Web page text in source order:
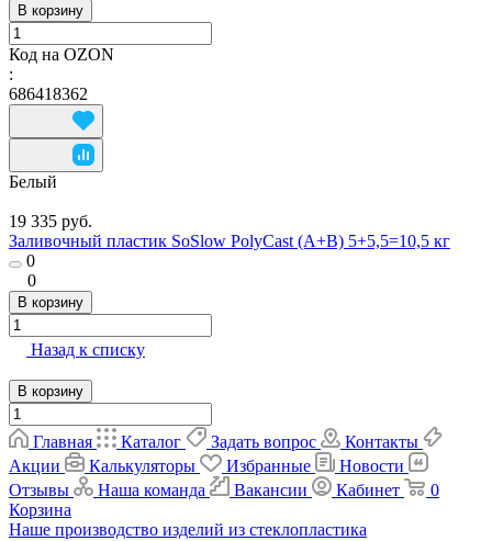
В корзину
Код на OZON
:
686418362
Белый
19 335 руб.
Заливочный пластик SoSlow PolyCast (A+B) 5+5,5=10,5 кг
0
0
В корзину
Назад к списку
В корзину
Главная Каталог Задать вопрос
Контакты
Акции
Калькуляторы Избранные
Новости
Отзывы
Наша команда Вакансии Кабинет
0
Корзина
Наше производство изделий из стеклопластика